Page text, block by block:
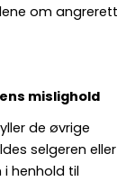
om angrerett
mislighold
de øvrige
selgeren eller
i henhold til